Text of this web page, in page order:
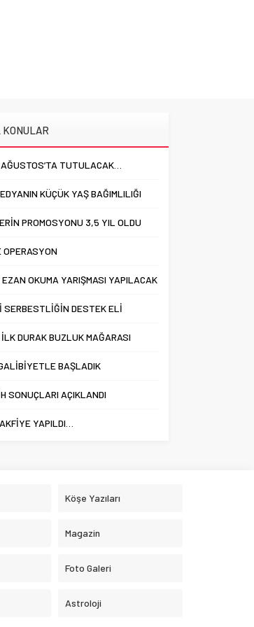
KONULAR
TUTULACAK…
KÜÇÜK YAŞ BAĞIMLILIĞI
PROMOSYONU 3,5 YIL OLDU
OPERASYON
EZAN OKUMA YARIŞMASI YAPILACAK
SERBESTLİĞİN DESTEK ELİ
DURAK BUZLUK MAĞARASI
BAŞLADIK
SONUÇLARI AÇIKLANDI
YAPILDI…
Köşe Yazıları
Magazin
Foto Galeri
Astroloji